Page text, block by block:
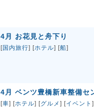
4月 お花見と舟下り
[国内旅行] [ホテル] [船]
4月 ベンツ豊橋新車整備セ
[車] [ホテル] [グルメ ] [イベント ]